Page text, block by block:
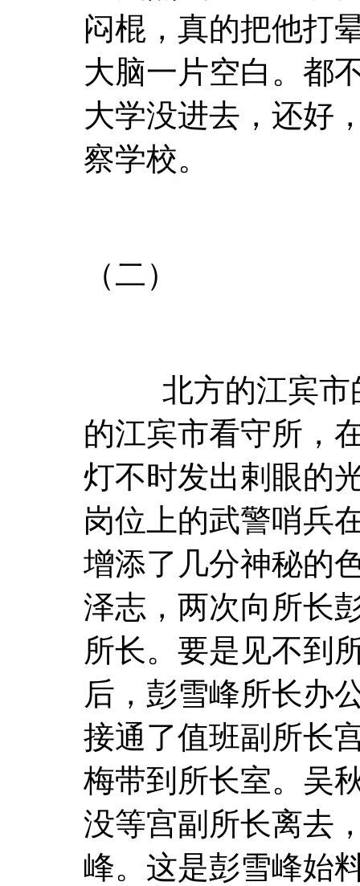
闷棍，真的把他打
大脑一片空白。都
大学没进去，还好
察学校。
（二）
北方的江宾市的
的江宾市看守所，
灯不时发出剌眼的
岗位上的武警哨兵
增添了几分神秘的
泽志，两次向所长
所长。要是见不到
后，彭雪峰所长办
接通了值班副所长
梅带到所长室。吴
没等宫副所长离去
峰。这是彭雪峰始